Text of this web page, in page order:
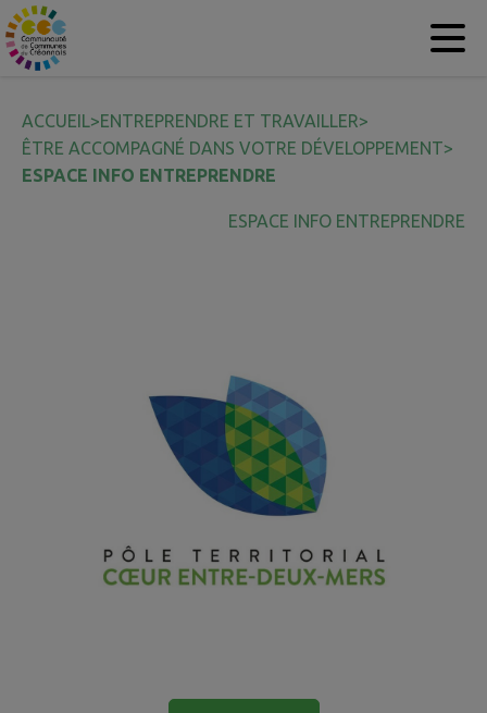
Contenu
ACCUEIL>ENTREPRENDRE ET TRAVAILLER>
ÊTRE ACCOMPAGNÉ DANS VOTRE DÉVELOPPEMENT>
ESPACE INFO ENTREPRENDRE
ESPACE INFO ENTREPRENDRE